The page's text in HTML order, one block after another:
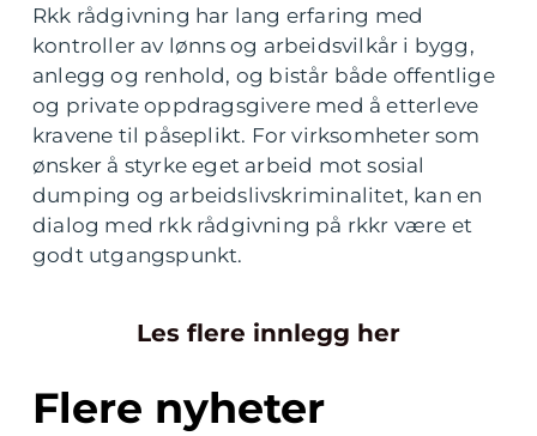
Rkk rådgivning har lang erfaring med
kontroller av lønns og arbeidsvilkår i bygg,
anlegg og renhold, og bistår både offentlige
og private oppdragsgivere med å etterleve
kravene til påseplikt. For virksomheter som
ønsker å styrke eget arbeid mot sosial
dumping og arbeidslivskriminalitet, kan en
dialog med rkk rådgivning på rkkr være et
godt utgangspunkt.
Les flere innlegg her
Flere nyheter